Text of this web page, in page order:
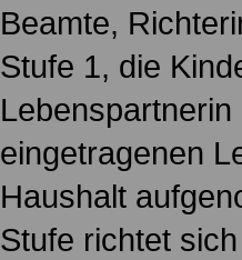
Beamte,
Stufe 1, die
eingetragenen
Haushalt
Stufe richtet